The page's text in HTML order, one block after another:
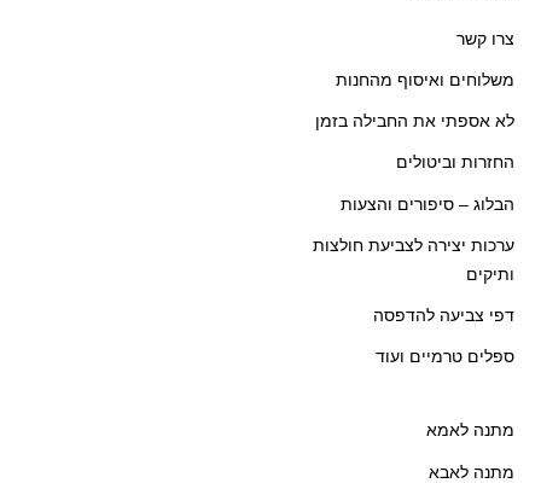
צרו קשר
משלוחים ואיסוף מהחנות
לא אספתי את החבילה בזמן
החזרות וביטולים
הבלוג – סיפורים והצעות
ערכות יצירה לצביעת חולצות
ותיקים
דפי צביעה להדפסה
ספלים טרמיים ועוד
מתנה לאמא
מתנה לאבא